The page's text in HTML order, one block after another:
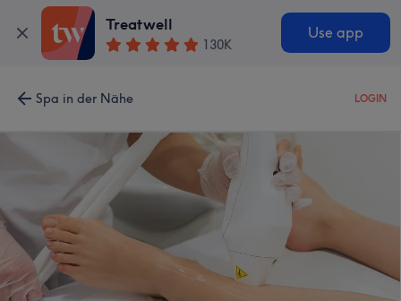
Treatwell
130K
Use app
Spa in der Nähe LOGIN